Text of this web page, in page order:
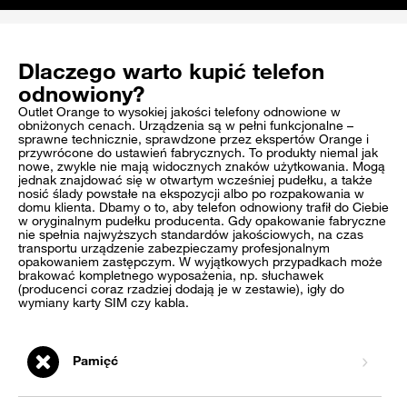
Dlaczego warto kupić telefon
odnowiony?
Outlet Orange to wysokiej jakości telefony odnowione w
obniżonych cenach. Urządzenia są w pełni funkcjonalne –
sprawne technicznie, sprawdzone przez ekspertów Orange i
przywrócone do ustawień fabrycznych. To produkty niemal jak
nowe, zwykle nie mają widocznych znaków użytkowania. Mogą
jednak znajdować się w otwartym wcześniej pudełku, a także
nosić ślady powstałe na ekspozycji albo po rozpakowania w
domu klienta. Dbamy o to, aby telefon odnowiony trafił do Ciebie
w oryginalnym pudełku producenta. Gdy opakowanie fabryczne
nie spełnia najwyższych standardów jakościowych, na czas
transportu urządzenie zabezpieczamy profesjonalnym
opakowaniem zastępczym. W wyjątkowych przypadkach może
brakować kompletnego wyposażenia, np. słuchawek
(producenci coraz rzadziej dodają je w zestawie), igły do
wymiany karty SIM czy kabla.
Pamięć